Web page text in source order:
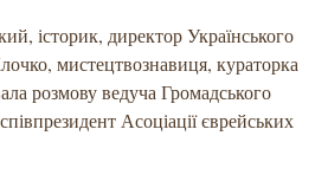
історик, директор Українського
мистецтвознавиця, кураторка
розмову ведуча Громадського
Асоціації єврейських